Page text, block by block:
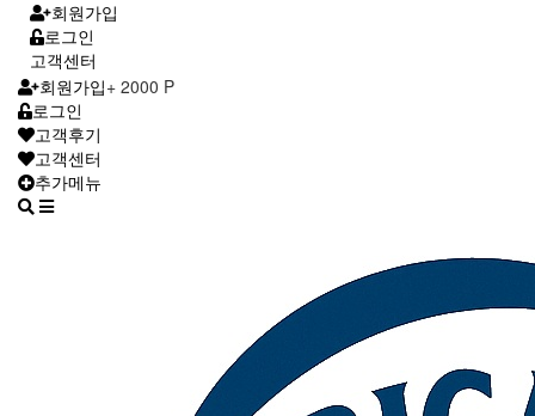
회원가입
로그인
고객센터
회원가입+ 2000 P
로그인
고객후기
고객센터
추가메뉴
Toggle